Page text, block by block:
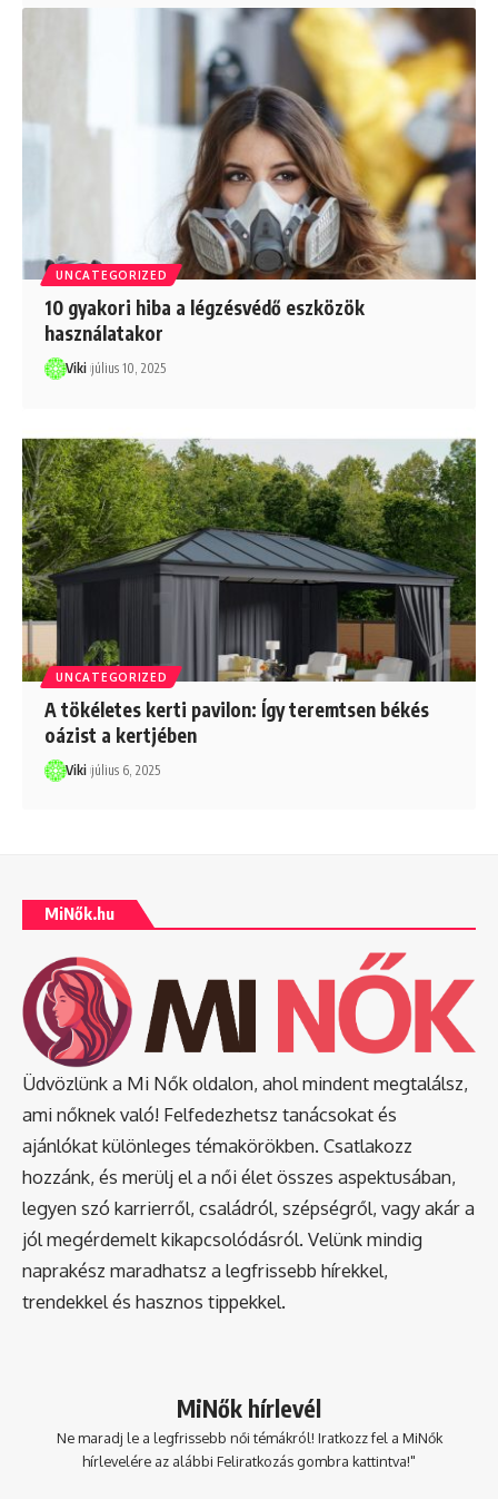
UNCATEGORIZED
10 gyakori hiba a légzésvédő eszközök
használatakor
Viki július 10, 2025
UNCATEGORIZED
A tökéletes kerti pavilon: Így teremtsen békés
oázist a kertjében
Viki július 6, 2025
MiNők.hu
Üdvözlünk a Mi Nők oldalon, ahol mindent megtalálsz,
ami nőknek való! Felfedezhetsz tanácsokat és
ajánlókat különleges témakörökben. Csatlakozz
hozzánk, és merülj el a női élet összes aspektusában,
legyen szó karrierről, családról, szépségről, vagy akár a
jól megérdemelt kikapcsolódásról. Velünk mindig
naprakész maradhatsz a legfrissebb hírekkel,
trendekkel és hasznos tippekkel.
MiNők hírlevél
Ne maradj le a legfrissebb női témákról! Iratkozz fel a MiNők
hírlevelére az alábbi Feliratkozás gombra kattintva!"